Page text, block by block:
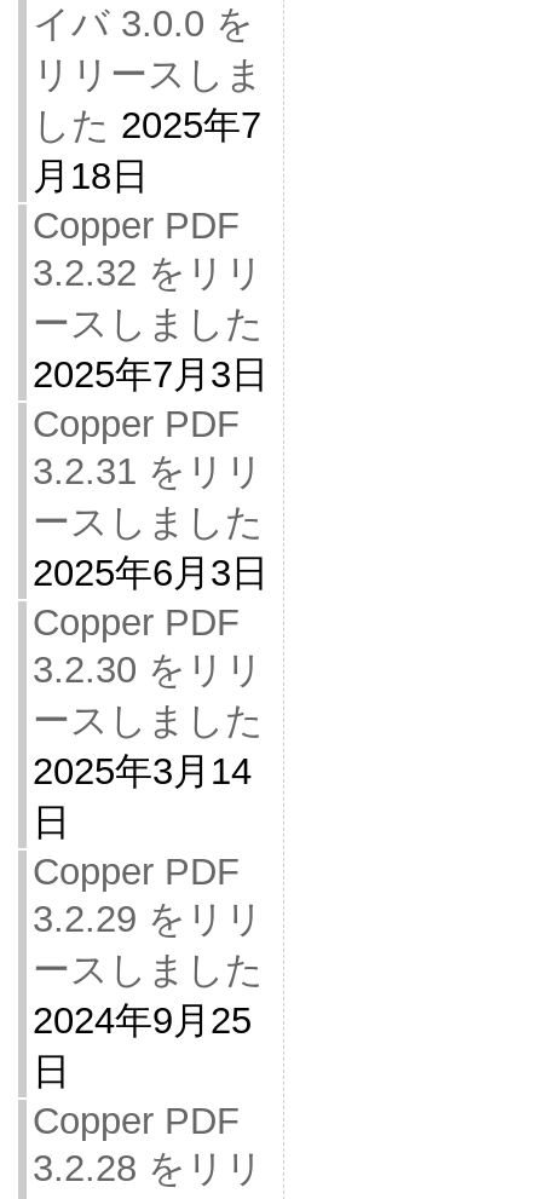
イバ 3.0.0 を
リリースしま
した 2025年7
月18日
Copper PDF
3.2.32 をリリ
ースしました
2025年7月3日
Copper PDF
3.2.31 をリリ
ースしました
2025年6月3日
Copper PDF
3.2.30 をリリ
ースしました
2025年3月14
日
Copper PDF
3.2.29 をリリ
ースしました
2024年9月25
日
Copper PDF
3.2.28 をリリ